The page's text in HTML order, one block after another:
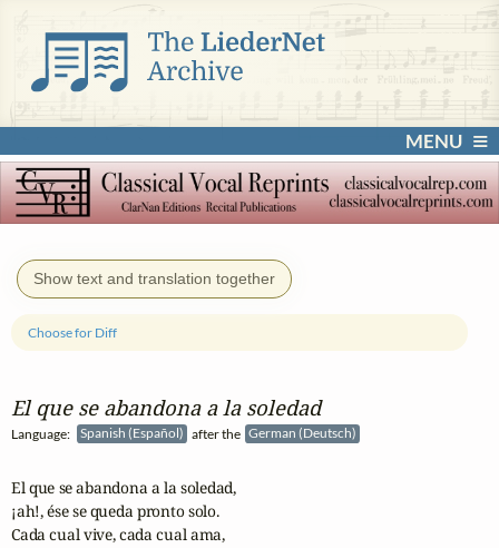
MENU
Show text and translation together
El que se abandona a la soledad
Language: Spanish (Español) after the German (Deutsch)
Choose for Diff
El que se abandona a la soledad,
¡ah!, ése se queda pronto solo.
Cada cual vive, cada cual ama,